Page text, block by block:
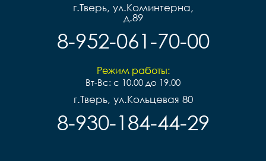
г.Тверь, ул.Коминтерна,
д.89
8-952-061-70-00
Режим работы:
Вт-Вс: с 10.00 до 19.00
г.Тверь, ул.Кольцевая 80
8-930-184-44-29